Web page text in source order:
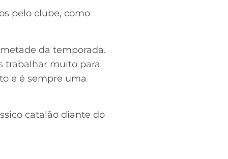
pelo clube, como
da temporada.
trabalhar muito para
e é sempre uma
catalão diante do